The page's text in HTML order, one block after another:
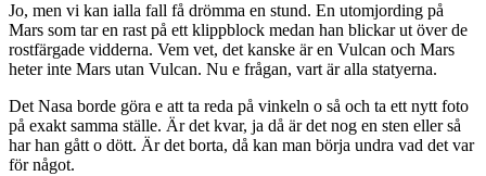
Jo, men vi kan ialla fall få drömma en stund. En utomjording på
Mars som tar en rast på ett klippblock medan han blickar ut över de
rostfärgade vidderna. Vem vet, det kanske är en Vulcan och Mars
heter inte Mars utan Vulcan. Nu e frågan, vart är alla statyerna.
Det Nasa borde göra e att ta reda på vinkeln o så och ta ett nytt foto
på exakt samma ställe. Är det kvar, ja då är det nog en sten eller så
har han gått o dött. Är det borta, då kan man börja undra vad det var
för något.